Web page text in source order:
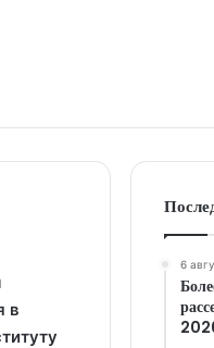
в
6